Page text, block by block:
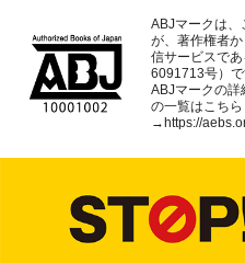
ABJマークは、
が、著作権者
信サービスで
6091713号）で
ABJマークの詳
の一覧はこちら
→ https://